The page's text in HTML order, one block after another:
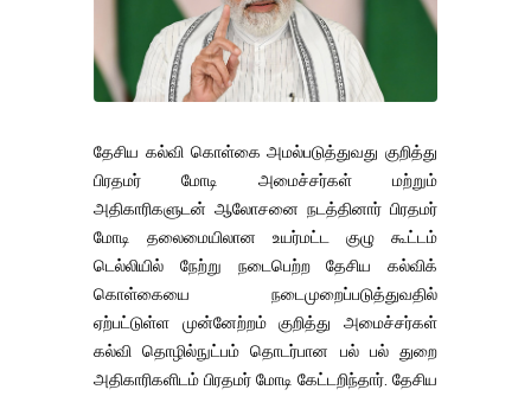
தேசிய கல்வி கொள்கை அமல்படுத்துவது குறித்து
பிரதமர் மோடி அமைச்சர்கள் மற்றும்
அதிகாரிகளுடன் ஆலோசனை நடத்தினார் பிரதமர்
மோடி தலைமையிலான உயர்மட்ட குழு கூட்டம்
டெல்லியில் நேற்று நடைபெற்ற தேசிய கல்விக்
கொள்கையை நடைமுறைப்படுத்துவதில்
ஏற்பட்டுள்ள முன்னேற்றம் குறித்து அமைச்சர்கள்
கல்வி தொழில்நுட்பம் தொடர்பான பல் பல் துறை
அதிகாரிகளிடம் பிரதமர் மோடி கேட்டறிந்தார். தேசிய